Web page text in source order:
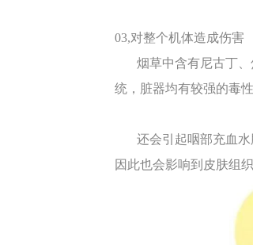
03,对整个机体造成伤害
烟草中含有尼古丁、
统，脏器均有较强的毒
还会引起咽部充血水
因此也会影响到皮肤组